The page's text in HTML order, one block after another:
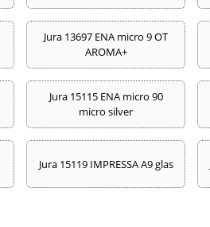
Jura 13697 ENA micro 9 OT
AROMA+
Jura 15115 ENA micro 90
micro silver
Jura 15119 IMPRESSA A9 glas